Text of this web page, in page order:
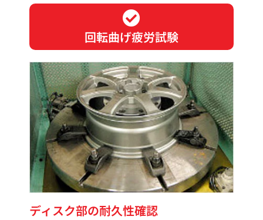
回転曲げ疲労試験
ディスク部の耐久性確認